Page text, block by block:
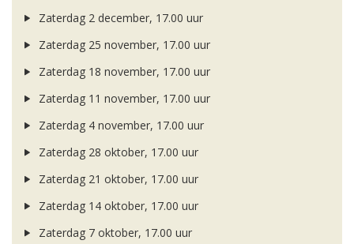
Zaterdag 2 december, 17.00 uur
Zaterdag 25 november, 17.00 uur
Zaterdag 18 november, 17.00 uur
Zaterdag 11 november, 17.00 uur
Zaterdag 4 november, 17.00 uur
Zaterdag 28 oktober, 17.00 uur
Zaterdag 21 oktober, 17.00 uur
Zaterdag 14 oktober, 17.00 uur
Zaterdag 7 oktober, 17.00 uur